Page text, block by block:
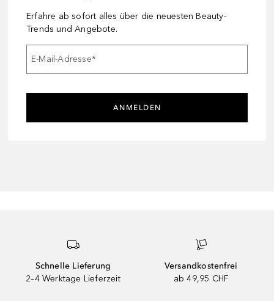
Erfahre ab sofort alles über die neuesten Beauty-
Trends und Angebote.
E-Mail-Adresse*
ANMELDEN
Schnelle Lieferung
2–4 Werktage Lieferzeit
Versandkostenfrei
ab 49,95 CHF